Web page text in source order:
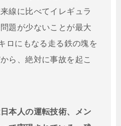
線に比べてイレギュラ
題が少ないことが最大
ロにもなる走る鉄の塊を
ら、絶対に事故を起こ
本人の運転技術、メン